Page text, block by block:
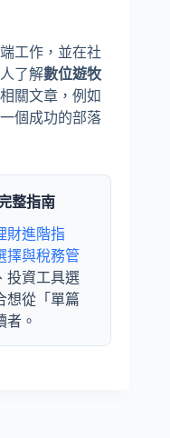
工作，並在社
了解數位遊牧
關文章，例如
個成功的部落
整指南
財進階指
擇與稅務管
投資工具選
想從「單篇
者。